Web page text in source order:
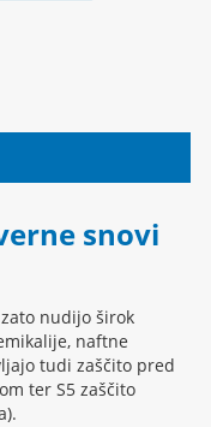
snovi
nudijo širok
naftne
tudi zaščito pred
ter S5 zaščito